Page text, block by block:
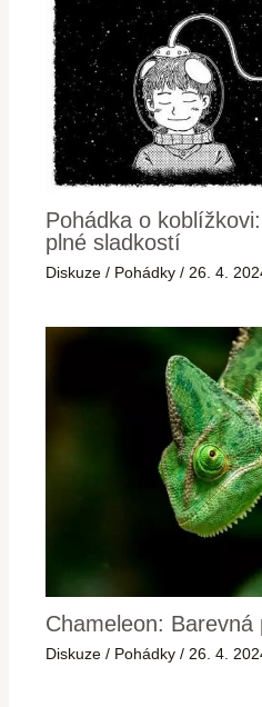
Pohádka o
plné sladkostí
Diskuze / Pohádky / 26. 4.
Chameleon: Barevná
Diskuze / Pohádky /26. 4.